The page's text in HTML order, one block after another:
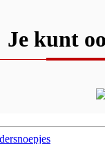
Je kunt